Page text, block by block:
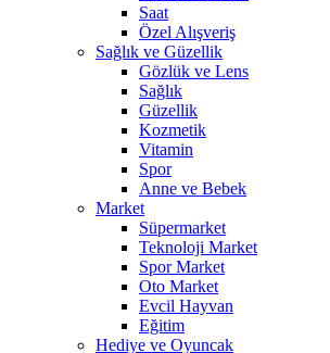
Saat
Özel Alışveriş
Sağlık ve Güzellik
Gözlük ve Lens
Sağlık
Güzellik
Kozmetik
Vitamin
Spor
Anne ve Bebek
Market
Süpermarket
Teknoloji Market
Spor Market
Oto Market
Evcil Hayvan
Eğitim
Hediye ve Oyuncak